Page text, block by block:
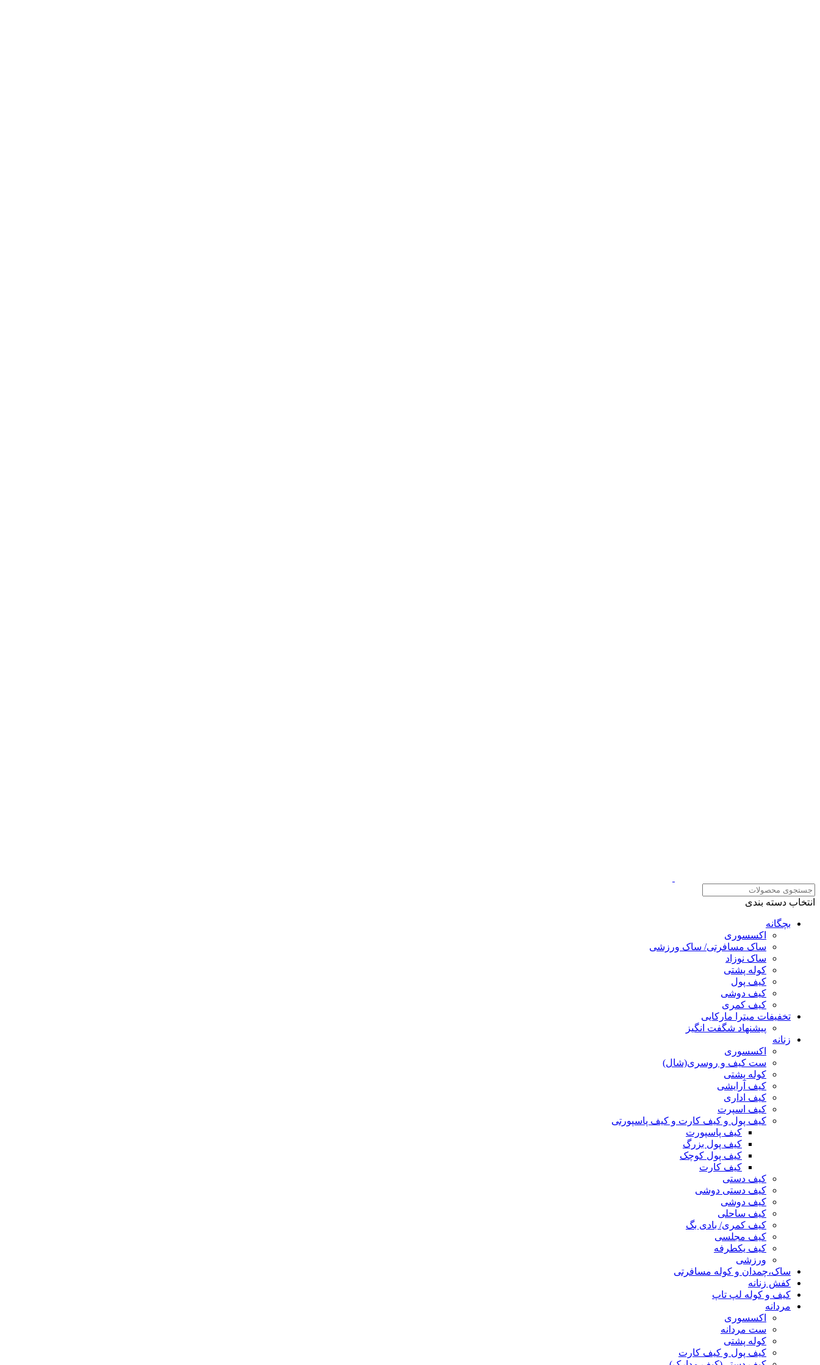
انتخاب دسته بندی
بچگانه
اکسسوری
ساک مسافرتی/ ساک ورزشی
ساک نوزاد
کوله پشتی
کیف پول
کیف دوشی
کیف کمری
تخفیفات میترا مارکایی
پیشنهاد شگفت انگیز
زنانه
اکسسوری
ست کیف و روسری(شال)
کوله پشتی
کیف آرایشی
کیف اداری
کیف اسپرت
کیف پول و کیف کارت و کیف پاسپورتی
کیف پاسپورت
کیف پول بزرگ
کیف پول کوچک
کیف کارت
کیف دستی
کیف دستی دوشی
کیف دوشی
کیف ساحلی
کیف کمری/ بادی بگ
کیف مجلسی
کیف یکطرفه
ورزشی
ساک،چمدان و کوله مسافرتی
کفش زنانه
کیف و کوله لپ تاپ
مردانه
اکسسوری
ست مردانه
کوله پشتی
کیف پول و کیف کارت